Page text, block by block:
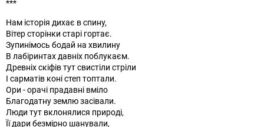
***
Нам історія дихає в спину,
Вітер сторінки старі гортає.
Зупинімось бодай на хвилину
В лабіринтах давніх поблукаєм.
Древніх скіфів тут свистіли стріли
І сарматів коні степ топтали.
Ори - орачі прадавні вміло
Благодатну землю засівали.
Люди тут вклонялися природі,
Її дари безмірно шанували,